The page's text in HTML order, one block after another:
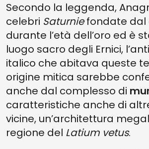
Secondo la leggenda,
celebri Saturniefondate dal
durante l’età dell’oro ed è
luogo sacro degli Ernici,
italico che abitava queste
origine mitica sarebbe
anche dal complesso di
caratteristiche anche di
vicine, un’architettura
regione del Latium vetus.